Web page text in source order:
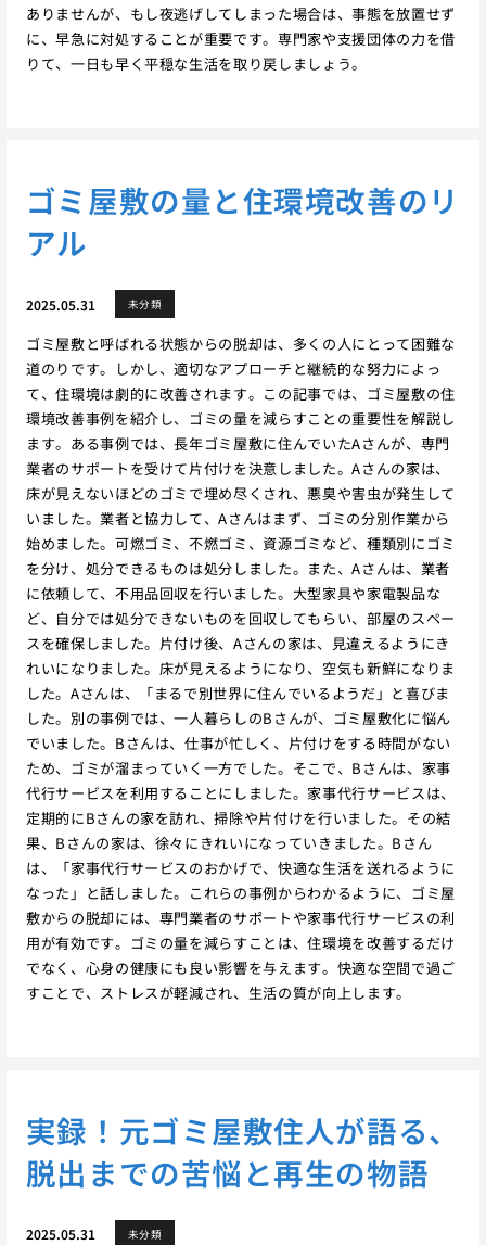
ありませんが、もし夜逃げしてしまった場合は、事態を放置せず
に、早急に対処することが重要です。専門家や支援団体の力を借
りて、一日も早く平穏な生活を取り戻しましょう。
ゴミ屋敷の量と住環境改善のリ
アル
2025.05.31 未分類
ゴミ屋敷と呼ばれる状態からの脱却は、多くの人にとって困難な
道のりです。しかし、適切なアプローチと継続的な努力によっ
て、住環境は劇的に改善されます。この記事では、ゴミ屋敷の住
環境改善事例を紹介し、ゴミの量を減らすことの重要性を解説し
ます。ある事例では、長年ゴミ屋敷に住んでいたAさんが、専門
業者のサポートを受けて片付けを決意しました。Aさんの家は、
床が見えないほどのゴミで埋め尽くされ、悪臭や害虫が発生して
いました。業者と協力して、Aさんはまず、ゴミの分別作業から
始めました。可燃ゴミ、不燃ゴミ、資源ゴミなど、種類別にゴミ
を分け、処分できるものは処分しました。また、Aさんは、業者
に依頼して、不用品回収を行いました。大型家具や家電製品な
ど、自分では処分できないものを回収してもらい、部屋のスペー
スを確保しました。片付け後、Aさんの家は、見違えるようにき
れいになりました。床が見えるようになり、空気も新鮮になりま
した。Aさんは、「まるで別世界に住んでいるようだ」と喜びま
した。別の事例では、一人暮らしのBさんが、ゴミ屋敷化に悩ん
でいました。Bさんは、仕事が忙しく、片付けをする時間がない
ため、ゴミが溜まっていく一方でした。そこで、Bさんは、家事
代行サービスを利用することにしました。家事代行サービスは、
定期的にBさんの家を訪れ、掃除や片付けを行いました。その結
果、Bさんの家は、徐々にきれいになっていきました。Bさん
は、「家事代行サービスのおかげで、快適な生活を送れるように
なった」と話しました。これらの事例からわかるように、ゴミ屋
敷からの脱却には、専門業者のサポートや家事代行サービスの利
用が有効です。ゴミの量を減らすことは、住環境を改善するだけ
でなく、心身の健康にも良い影響を与えます。快適な空間で過ご
すことで、ストレスが軽減され、生活の質が向上します。
実録！元ゴミ屋敷住人が語る、
脱出までの苦悩と再生の物語
2025.05.31 未分類